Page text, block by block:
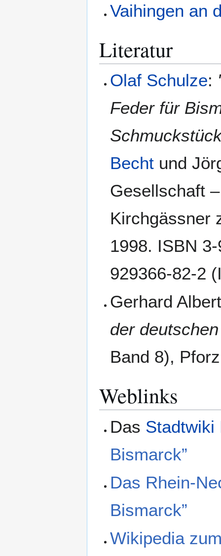
Vaihingen an
Literatur
Olaf Schulze:
Feder für
Becht und
Gesellschaft
Kirchgässner
1998. ISBN
929366-82-2
Gerhard
der
Band 8),
Weblinks
Das Stadtwiki
Bismarck”
Das Rhein-
Bismarck”
Wikipedia